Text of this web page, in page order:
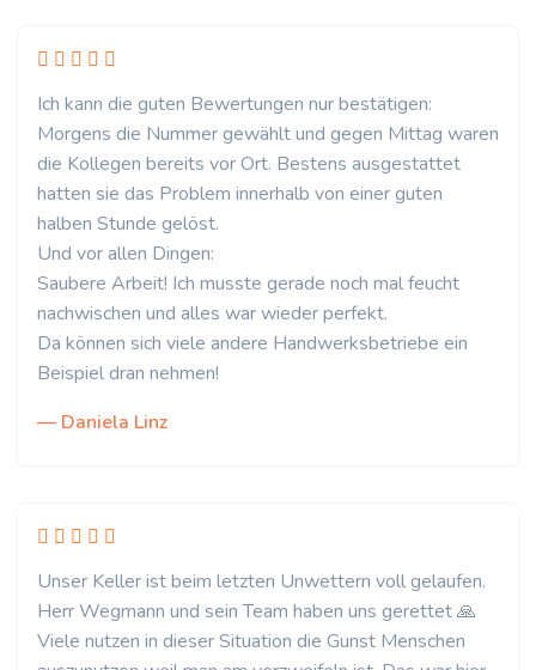
Ich kann die guten Bewertungen nur bestätigen:
Morgens die Nummer gewählt und gegen Mittag waren
die Kollegen bereits vor Ort. Bestens ausgestattet
hatten sie das Problem innerhalb von einer guten
halben Stunde gelöst.
Und vor allen Dingen:
Saubere Arbeit! Ich musste gerade noch mal feucht
nachwischen und alles war wieder perfekt.
Da können sich viele andere Handwerksbetriebe ein
Beispiel dran nehmen!
— Daniela Linz
Unser Keller ist beim letzten Unwettern voll gelaufen.
Herr Wegmann und sein Team haben uns gerettet 🙏
Viele nutzen in dieser Situation die Gunst Menschen